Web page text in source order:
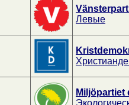
Левые
Miljöpartiet